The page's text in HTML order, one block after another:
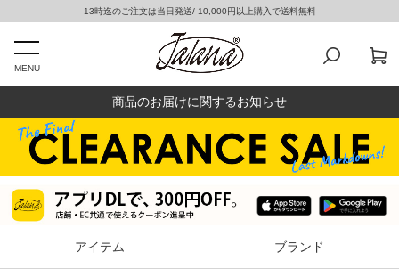
13時迄のご注文は当日発送/ 10,000円以上購入で送料無料
MENU
商品のお届けに関するお知らせ
アイテム ブランド